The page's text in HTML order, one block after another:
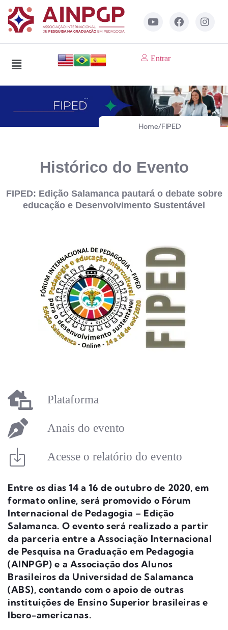
Entrar
Home/FIPED
Histórico do Evento
FIPED: Edição Salamanca pautará o debate sobre
educação e Desenvolvimento Sustentável
Plataforma
Anais do evento
Acesse o relatório do evento
Entre os dias 14 a 16 de outubro de 2020, em
formato online, será promovido o Fórum
Internacional de Pedagogia – Edição
Salamanca. O evento será realizado a partir
da parceria entre a Associação Internacional
de Pesquisa na Graduação em Pedagogia
(AINPGP) e a Associação dos Alunos
Brasileiros da Universidad de Salamanca
(ABS), contando com o apoio de outras
instituições de Ensino Superior brasileiras e
Ibero-americanas.